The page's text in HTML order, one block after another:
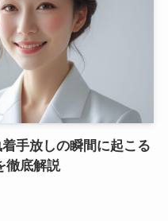
手放しの瞬間に起こる
徹底解説